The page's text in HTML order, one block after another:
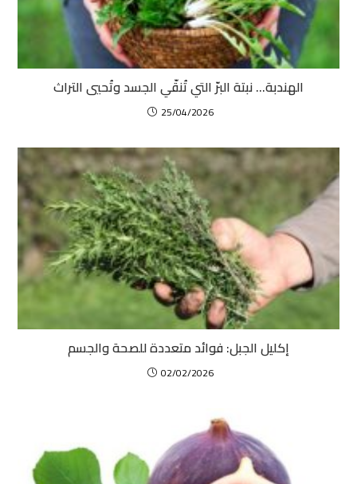
الهندبة… نبتة البرّ التي تُنقّي الجسد وتُحيي التراث
25/04/2026
إكليل الجبل: فوائد متعددة للصحة والجسم
02/02/2026